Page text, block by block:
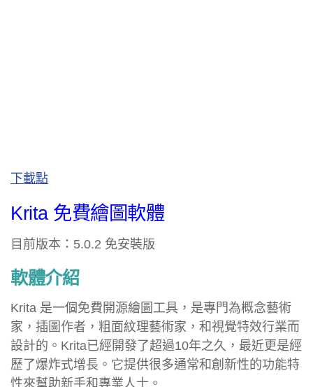
下載點
Krita 免費繪圖軟體
目前版本：5.0.2 免安裝版
軟體介紹
Krita 是一個免費開源繪圖工具，是專門為概念藝術
家，插圖作者，粗面紋理藝術家，和視覺特效行業而
設計的。Krita已經開發了超過10年之久，最近更是經
歷了爆炸式增長。它提供很多通常和創新性的功能特
性來幫助新手和專業人士。